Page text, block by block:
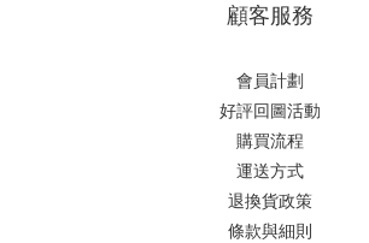
顧客服務
會員計劃
好評回圖活動
購買流程
運送方式
退換貨政策
條款與細則